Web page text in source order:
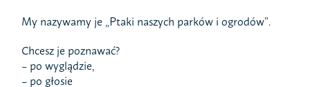
My nazywamy je „Ptaki naszych parków i ogrodów”.
Chcesz je poznawać?
– po wyglądzie,
– po głosie